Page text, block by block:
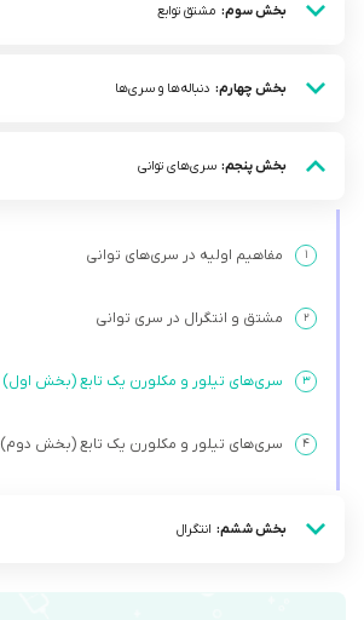
بخش سوم: مشتق توابع
بخش چهارم: دنباله‌ها و سری‌ها
بخش پنجم: سری‌های توانی
۱ مفاهیم اولیه در سری‌های توانی
۲ مشتق و انتگرال در سری توانی
۳ سری‌های تیلور و مکلورن یک تابع (بخش اول)
۴ سری‌های تیلور و مکلورن یک تابع (بخش دوم)
بخش ششم: انتگرال